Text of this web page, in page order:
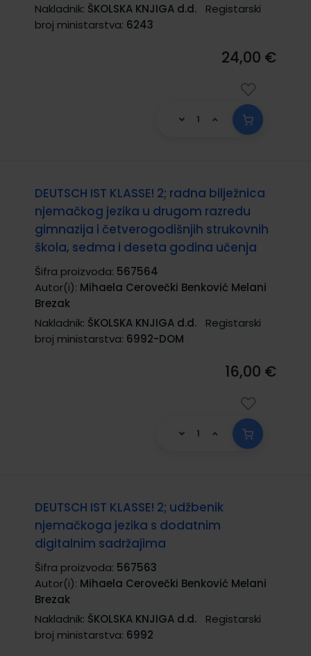
Nakladnik: ŠKOLSKA KNJIGA d.d.
Registarski
broj ministarstva: 6243
24,00 €
DEUTSCH IST KLASSE! 2; radna bilježnica
njemačkog jezika u drugom razredu
gimnazija i četverogodišnjih strukovnih
škola, sedma i deseta godina učenja
Šifra proizvoda: 567564
Autor(i): Mihaela Cerovečki Benković Melani
Brezak
Nakladnik: ŠKOLSKA KNJIGA d.d.
Registarski
broj ministarstva: 6992-DOM
16,00 €
DEUTSCH IST KLASSE! 2; udžbenik
njemačkoga jezika s dodatnim
digitalnim sadržajima
Šifra proizvoda: 567563
Autor(i): Mihaela Cerovečki Benković Melani
Brezak
Nakladnik: ŠKOLSKA KNJIGA d.d.
Registarski
broj ministarstva: 6992